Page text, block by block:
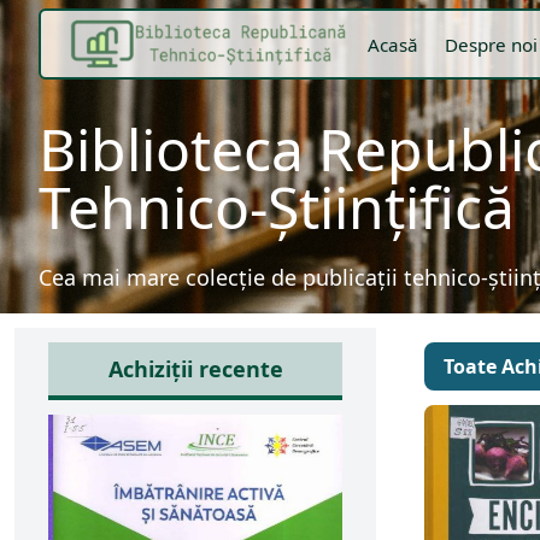
Acasă Despre noi
Biblioteca
Tehnico-Științifică
Cea mai mare colecție de publicații tehnico-
Achiziții recente Toate